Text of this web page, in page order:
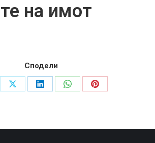
на имот
Сподели
Share
Share
Share
Share